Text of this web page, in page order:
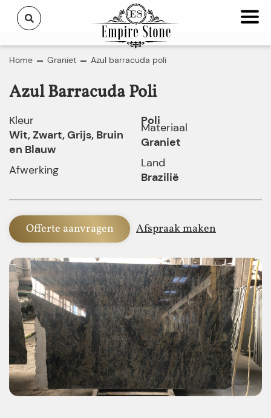
Home Graniet Azul barracuda poli
Azul Barracuda Poli
Kleur
Wit, Zwart, Grijs, Bruin
en Blauw
Afwerking
Poli
Materiaal
Graniet
Land
Brazilië
Offerte aanvragen Afspraak maken